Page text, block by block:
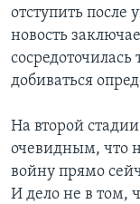
отступить после
новость
добиваться
На второй
очевидным, что
войну прямо
И дело не в том,